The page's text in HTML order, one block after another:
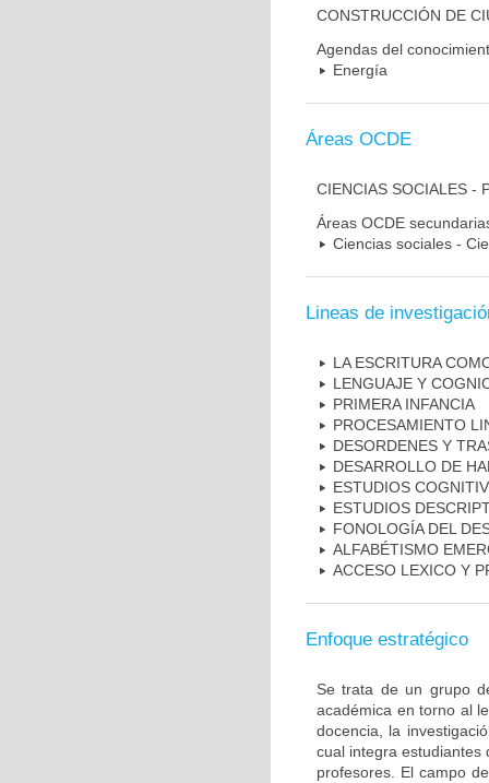
CONSTRUCCIÓN DE
Agendas del
Energía
Áreas OCDE
CIENCIAS SOCIALES -
Áreas OCDE
Ciencias sociales -
Lineas de
LA ESCRITURA
LENGUAJE Y
PRIMERA INFANCIA
PROCESAMIENTO
DESORDENES Y
DESARROLLO DE
ESTUDIOS
ESTUDIOS
FONOLOGÍA DEL
ALFABÉTISMO
ACCESO LEXICO Y
Enfoque estratégico
Se trata de un grupo
académica en torno al
docencia, la
cual integra estudiantes
profesores. El campo